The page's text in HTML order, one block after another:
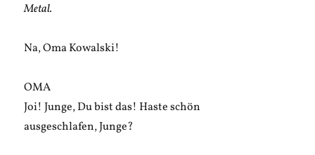
Metal.
Na, Oma Kowalski!
OMA
Joi! Junge, Du bist das! Haste schön
ausgeschlafen, Junge?